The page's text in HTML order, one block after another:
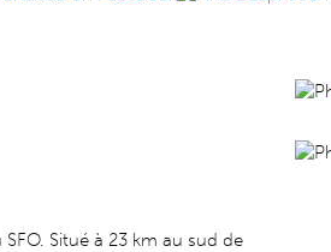
Situé à 23 km au sud de